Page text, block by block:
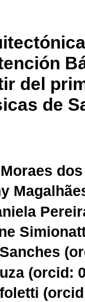
del
de
(
(orcid:
(